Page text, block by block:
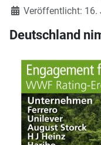
DetailsVeröffentlicht: 16.
Deutschland